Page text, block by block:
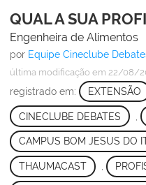
QUAL A SUA
Engenheira de Alimentos
por Equipe Cineclube
última modificação em 22/08/
registrado em: EXTENSÃO
CINECLUBE DEBATES
CAMPUS BOM JESUS DO
THAUMACAST